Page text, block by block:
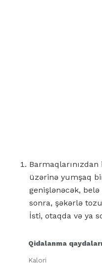
üzərinə yumşaq
genişlənəcək,
sonra, şəkərlə
İsti, otaqda və ya
Qidalanma qaydaları
Kalori